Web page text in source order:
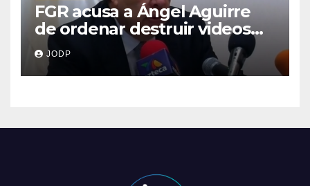
FGR acusa a Ángel Aguirre
de ordenar destruir videos
clave del caso Ayotzinapa
JODP